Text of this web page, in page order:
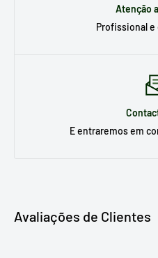
Atenção
Profissional e
E entraremos em
Avaliações de Clientes